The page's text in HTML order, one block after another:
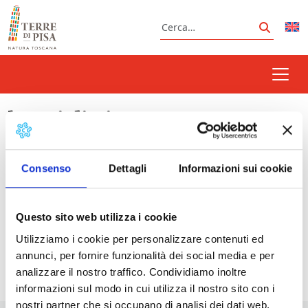
Consenso Dettagli Informazioni sui cookie
Questo sito web utilizza i cookie
Utilizziamo i cookie per personalizzare contenuti ed
annunci, per fornire funzionalità dei social media e per
analizzare il nostro traffico. Condividiamo inoltre
informazioni sul modo in cui utilizza il nostro sito con i
nostri partner che si occupano di analisi dei dati web,
Vai al contenuto
Cerca
Cerca
bagni di pisa
Notte alle Terme ai Bagni di Pisa
- 08/08/2026 -
29/08/2026 - 20:00 - 23:59